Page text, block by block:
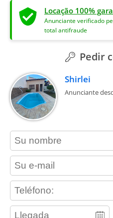
Locação 100%
Anunciante verificado
total antifraude
Pedir
Shirlei
Anunciante
contact_name
contact_email
contact_phone